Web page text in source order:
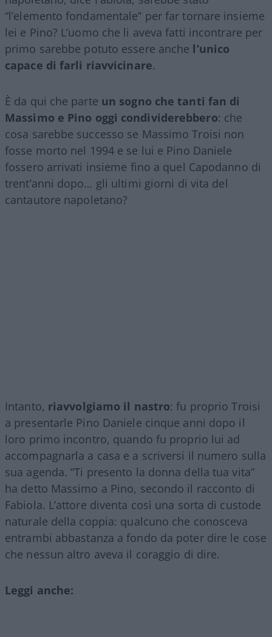
“l’elemento fondamentale” per far tornare insieme
lei e Pino? L’uomo che li aveva fatti incontrare per
primo sarebbe potuto essere anche l’unico
capace di farli riavvicinare.
È da qui che parte un sogno che tanti fan di
Massimo e Pino oggi condividerebbero: che
cosa sarebbe successo se Massimo Troisi non
fosse morto nel 1994 e se lui e Pino Daniele
fossero arrivati insieme fino a quel Capodanno di
trent’anni dopo… gli ultimi giorni di vita del
cantautore napoletano?
Intanto, riavvolgiamo il nastro: fu proprio Troisi
a presentarle Pino Daniele cinque anni dopo il
loro primo incontro, quando fu proprio lui ad
accompagnarla a casa e a scriversi il numero sulla
sua agenda. “Ti presento la donna della tua vita”
ha detto Massimo a Pino, secondo il racconto di
Fabiola. L’attore diventa così una sorta di custode
naturale della coppia: qualcuno che conosceva
entrambi abbastanza a fondo da poter dire le cose
che nessun altro aveva il coraggio di dire.
Leggi anche: